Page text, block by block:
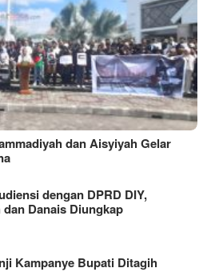
dan Aisyiyah Gelar
dengan DPRD DIY,
Danais Diungkap
Kampanye Bupati Ditagih